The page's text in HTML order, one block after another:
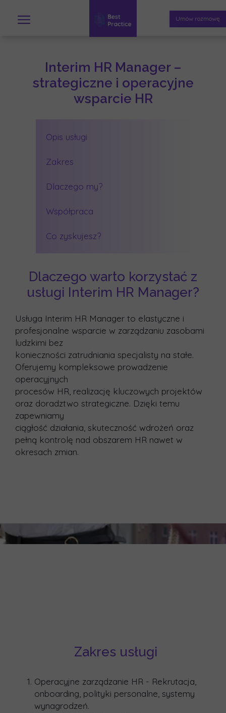
Umów rozmowę
Opis usługi
Zakres
Dlaczego my?
Współpraca
Co zyskujesz?
Interim HR Manager –
strategiczne i operacyjne
wsparcie HR
Dlaczego warto korzystać z
usługi Interim HR Manager?
Usługa Interim HR Manager to elastyczne i
profesjonalne wsparcie w zarządzaniu zasobami
ludzkimi bez
konieczności zatrudniania specjalisty na stałe.
Oferujemy kompleksowe prowadzenie
operacyjnych
procesów HR, realizację kluczowych projektów
oraz doradztwo strategiczne. Dzięki temu
zapewniamy
ciągłość działania, skuteczność wdrożeń oraz
pełną kontrolę nad obszarem HR nawet w
okresach zmian.
Zakres usługi
Operacyjne zarządzanie HR - Rekrutacja,
onboarding, polityki personalne, systemy
wynagrodzeń.